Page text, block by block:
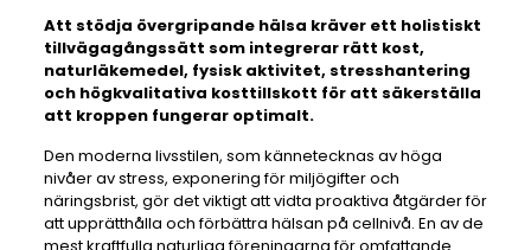
Att stödja övergripande hälsa kräver ett holistiskt
tillvägagångssätt som integrerar rätt kost,
naturläkemedel, fysisk aktivitet, stresshantering
och högkvalitativa kosttillskott för att säkerställa
att kroppen fungerar optimalt.
Den moderna livsstilen, som kännetecknas av höga
nivåer av stress, exponering för miljögifter och
näringsbrist, gör det viktigt att vidta proaktiva åtgärder för
att upprätthålla och förbättra hälsan på cellnivå. En av de